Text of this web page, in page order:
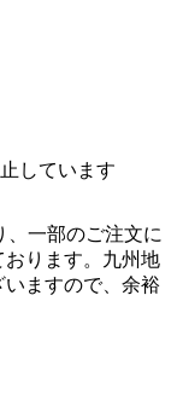
しています
、一部のご注文に
ります。九州地
ますので、余裕